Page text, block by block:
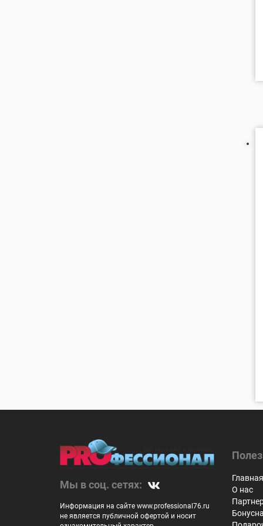
Мы в соц. сетях:
Информация на сайте www.professional76.ru
не является публичной офертой и носит
Главная
О нас